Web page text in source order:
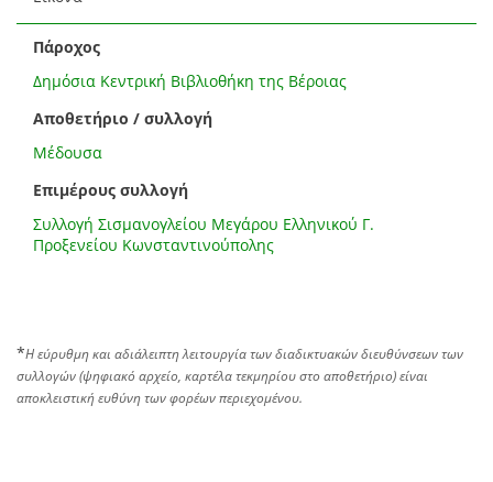
Πάροχος
Δημόσια Κεντρική Βιβλιοθήκη της Βέροιας
Αποθετήριο / συλλογή
Μέδουσα
Επιμέρους συλλογή
Συλλογή Σισμανογλείου Μεγάρου Ελληνικού Γ.
Προξενείου Κωνσταντινούπολης
*Η εύρυθμη και αδιάλειπτη λειτουργία των διαδικτυακών διευθύνσεων των
συλλογών (ψηφιακό αρχείο, καρτέλα τεκμηρίου στο αποθετήριο) είναι
αποκλειστική ευθύνη των φορέων περιεχομένου.